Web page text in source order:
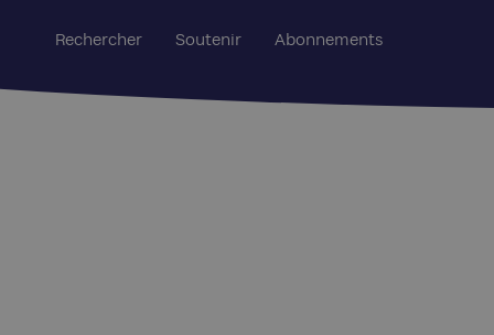
Rechercher Soutenir Abonnements